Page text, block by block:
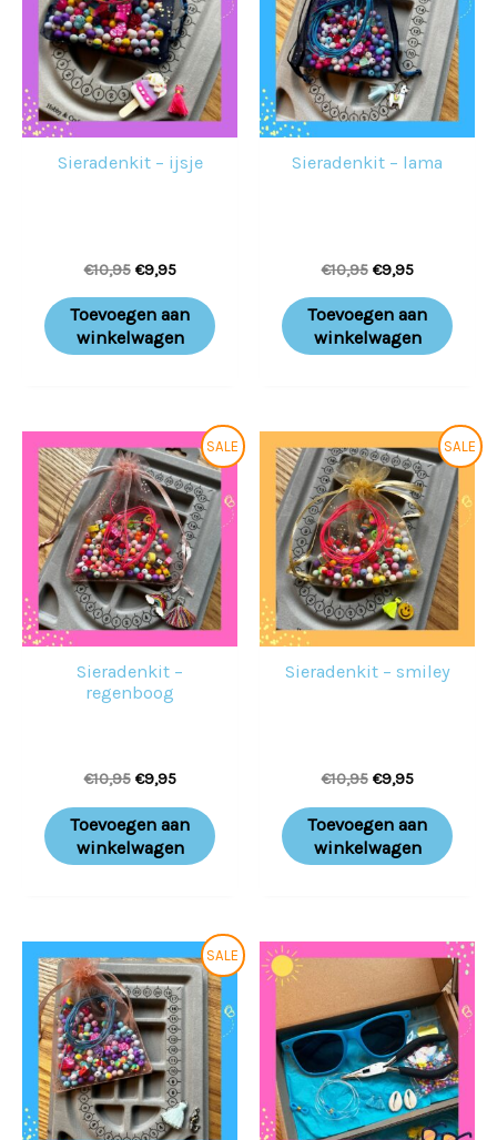
Sieradenkit – ijsje
€10,95 €9,95
Toevoegen aan
winkelwagen
Sieradenkit – lama
€10,95 €9,95
Toevoegen aan
winkelwagen
SALE
Sieradenkit –
regenboog
€10,95
Oorspronkelijke
prijs
was:
€10,95.
€9,95
Huidige
prijs
is:
€9,95.
Toevoegen aan
winkelwagen
SALE
Sieradenkit – smiley
€10,95
Oorspronkelijke
prijs
was:
€10,95.
€9,95
Huidige
prijs
is:
€9,95.
Toevoegen aan
winkelwagen
SALE
Oorspronkelijke
prijs
was:
€10,95.
Huidige
prijs
is:
€9,95.
€10,95
tot
€13,95
Dit
heeft
Deze